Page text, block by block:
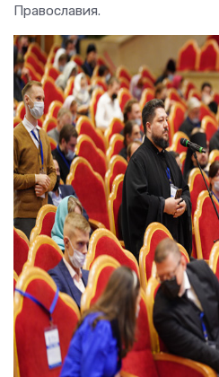
Православия.